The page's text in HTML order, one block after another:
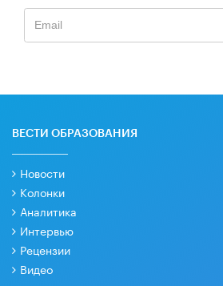
ВЕСТИ ОБРАЗОВАНИЯ
Новости
Колонки
Аналитика
Интервью
Рецензии
Видео